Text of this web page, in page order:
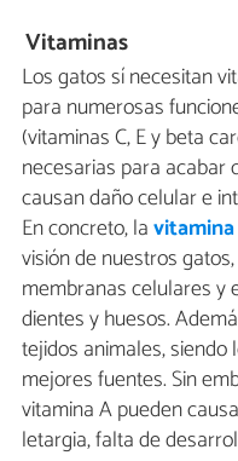
Vitaminas
Los gatos sí necesitan
para numerosas
(vitaminas C, E y beta
necesarias para acabar
causan daño celular e
En concreto, la
visión de nuestros
membranas celulares y
dientes y huesos.
tejidos animales, siendo
mejores fuentes. Sin
vitamina A pueden
letargia, falta de